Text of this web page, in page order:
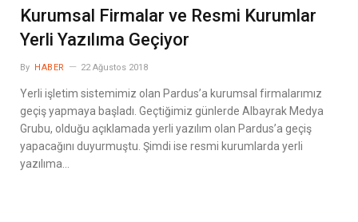
Kurumsal Firmalar ve Resmi Kurumlar
Yerli Yazılıma Geçiyor
By HABER 22 Ağustos 2018
Yerli işletim sistemimiz olan Pardus’a kurumsal firmalarımız
geçiş yapmaya başladı. Geçtiğimiz günlerde Albayrak Medya
Grubu, olduğu açıklamada yerli yazılım olan Pardus’a geçiş
yapacağını duyurmuştu. Şimdi ise resmi kurumlarda yerli
yazılıma…